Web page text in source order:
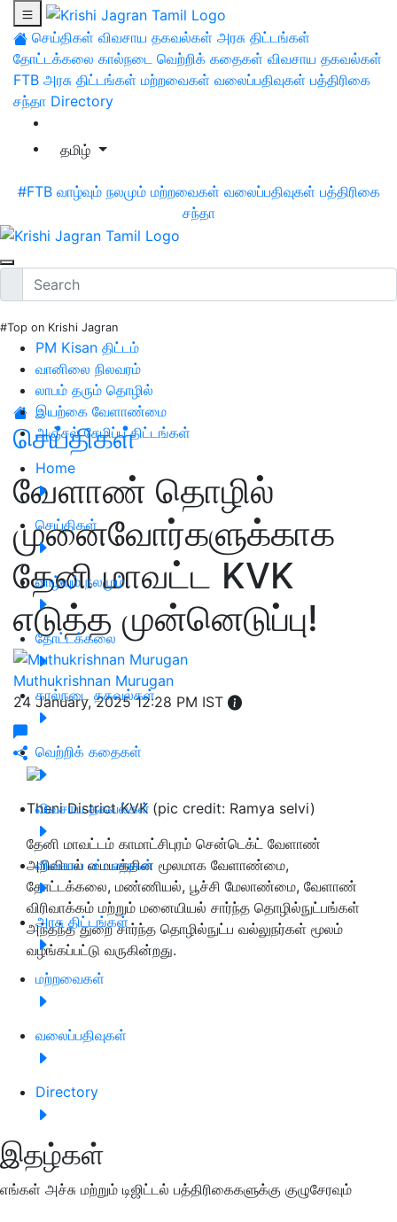
செய்திகள் விவசாய தகவல்கள் அரசு திட்டங்கள்
தோட்டக்கலை கால்நடை வெற்றிக் கதைகள் விவசாய தகவல்கள்
FTB அரசு திட்டங்கள் மற்றவைகள் வலைப்பதிவுகள் பத்திரிகை
சந்தா Directory
தமிழ்
#FTB வாழ்வும் நலமும் மற்றவைகள் வலைப்பதிவுகள் பத்திரிகை
சந்தா
#Top on Krishi Jagran
PM Kisan திட்டம்
வானிலை நிலவரம்
லாபம் தரும் தொழில்
இயற்கை வேளாண்மை
அஞ்சல் சேமிப்பு திட்டங்கள்
Home
செய்திகள்
வாழ்வும் நலமும்
தோட்டக்கலை
கால்நடை தகவல்கள்
வெற்றிக் கதைகள்
விவசாய தகவல்கள்
விவசாய பட்டறைகள்
அரசு திட்டங்கள்
மற்றவைகள்
வலைப்பதிவுகள்
Directory
இதழ்கள்
எங்கள் அச்சு மற்றும் டிஜிட்டல் பத்திரிகைகளுக்கு குழுசேரவும்
செய்திகள்
வேளாண் தொழில்
முனைவோர்களுக்காக
தேனி மாவட்ட KVK
எடுத்த முன்னெடுப்பு!
Muthukrishnan Murugan
24 January, 2025 12:28 PM IST
Theni District KVK (pic credit: Ramya selvi)
தேனி மாவட்டம் காமாட்சிபுரம் சென்டெக்ட் வேளாண்
அறிவியல் மையத்தின மூலமாக வேளாண்மை,
தோட்டக்கலை, மண்ணியல், பூச்சி மேலாண்மை, வேளாண்
விரிவாக்கம் மற்றும் மனையியல் சார்ந்த தொழில்நுட்பங்கள்
அந்தந்த துறை சார்ந்த தொழில்நுட்ப வல்லுநர்கள் மூலம்
வழங்கப்பட்டு வருகின்றது.